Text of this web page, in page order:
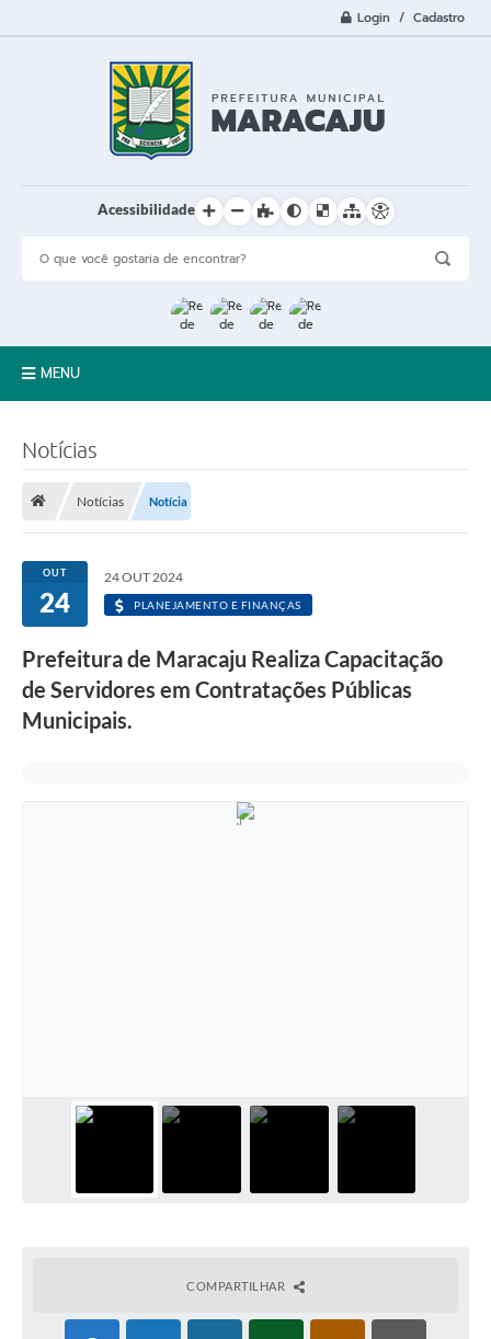
Login / Cadastro
Acessibilidade
MENU
LGPD
Licitações
Transparência
Publicações
Plano Municipal de Enfrentamento da Pandemia em
Decorrência de COVID-19 Educação - Adesão ao
Downloads
Notícias
Notícias Notícia
OUT
24
24 OUT 2024
PLANEJAMENTO E FINANÇAS
Prefeitura de Maracaju Realiza Capacitação
de Servidores em Contratações Públicas
Municipais.
COMPARTILHAR